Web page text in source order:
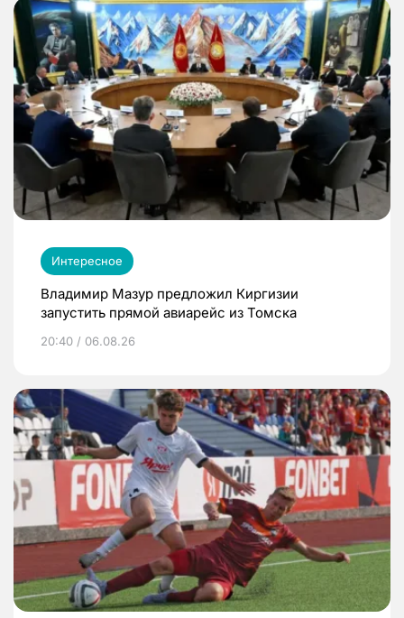
Интересное
Владимир Мазур предложил Киргизии
запустить прямой авиарейс из Томска
20:40 / 06.08.26